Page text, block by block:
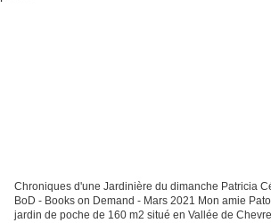
Chroniques d'une Jardinière du dimanche Patricia
BoD - Books on Demand - Mars 2021 Mon amie
jardin de poche de 160 m2 situé en Vallée de